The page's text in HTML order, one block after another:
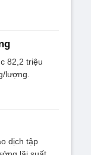
82,2 triệu
lượng.
dịch tập